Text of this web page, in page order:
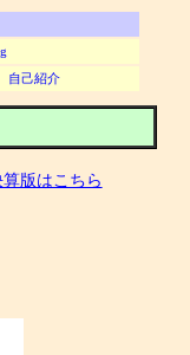
自己紹介
算版はこちら